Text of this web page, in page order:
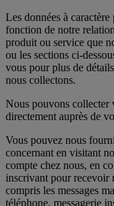
Les données à
fonction de notre
produit ou service que
ou les sections ci-
vous pour plus de
nous collectons.
Nous pouvons collecter
directement auprès de
Vous pouvez nous
concernant en visitant
compte chez nous, en
inscrivant pour recevoir
compris les messages
téléphone, messagerie